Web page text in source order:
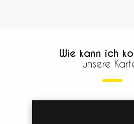
Wie kann ich
unsere